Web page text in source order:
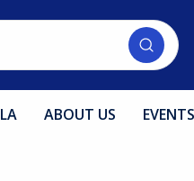
ABOUT US EVENTS